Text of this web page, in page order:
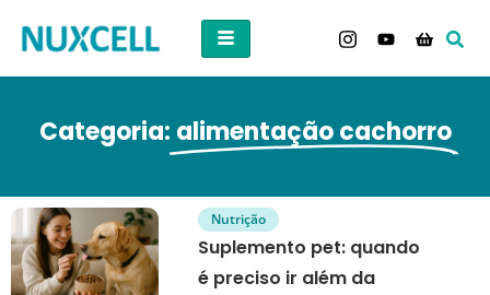
Categoria: alimentação cachorro
Nutrição
Suplemento pet: quando
é preciso ir além da